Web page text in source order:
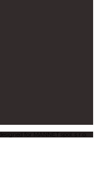
for MANNET spol. s r.o.